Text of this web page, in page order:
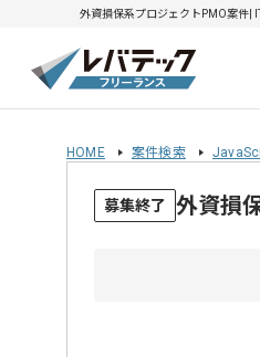
外資損保系プロジェクトPMO案件|
HOME 案件検索
募集終了 外資損